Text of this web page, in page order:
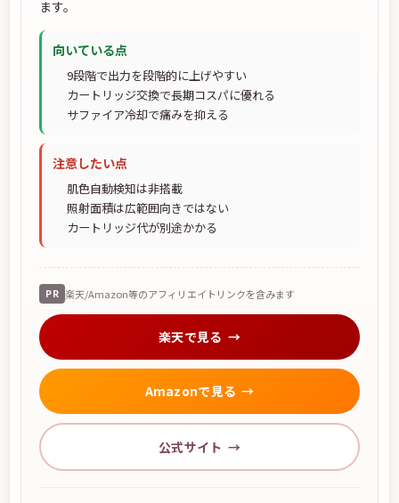
ます。
向いている点
9段階で出力を段階的に上げやすい
カートリッジ交換で長期コスパに優れる
サファイア冷却で痛みを抑える
注意したい点
肌色自動検知は非搭載
照射面積は広範囲向きではない
カートリッジ代が別途かかる
PR 楽天/Amazon等のアフィリエイトリンクを含みます
楽天で見る
Amazonで見る
公式サイト